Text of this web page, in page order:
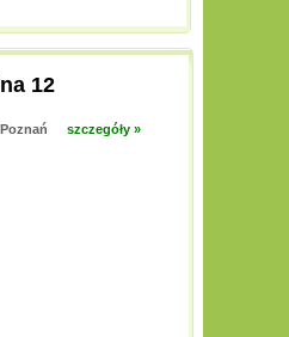
12
szczegóły »
Poznań